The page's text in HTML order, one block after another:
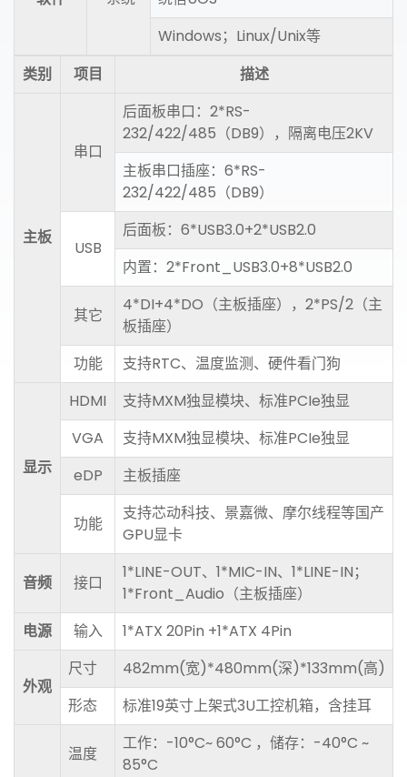
Windows；Linux/Unix等
类别
项目 描述
主板
串口
后面板串口：2*RS-
232/422/485（DB9），隔离电压2KV
主板串口插座：6*RS-
232/422/485（DB9）
USB
后面板：6*USB3.0+2*USB2.0
内置：2*Front_USB3.0+8*USB2.0
其它
4*DI+4*DO（主板插座），2*PS/2（主
板插座）
功能
支持RTC、温度监测、硬件看门狗
显示
HDMI
支持MXM独显模块、标准PCIe独显
VGA
支持MXM独显模块、标准PCIe独显
eDP
主板插座
功能
支持芯动科技、景嘉微、摩尔线程等国产
GPU显卡
音频 接口
1*LINE-OUT、1*MIC-IN、1*LINE-IN；
1*Front_Audio（主板插座）
电源
输入 1*ATX 20Pin +1*ATX 4Pin
外观
尺寸
482mm(宽)*480mm(深)*133mm(高)
形态
标准19英寸上架式3U工控机箱，含挂耳
温度
工作：-10°C~ 60°C ，储存：-40°C ~
85°C